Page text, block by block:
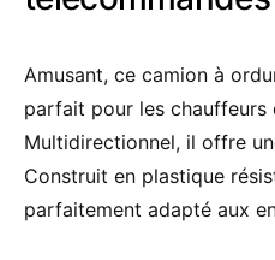
Amusant, ce camion à
parfait pour les chauffeurs
Multidirectionnel, il offre
Construit en plastique
parfaitement adapté aux